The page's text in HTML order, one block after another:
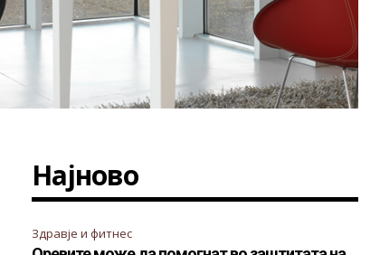
Најново
Здравје и фитнес